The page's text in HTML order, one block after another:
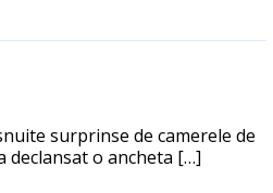
surprinse de camerele de
declansat o ancheta […]